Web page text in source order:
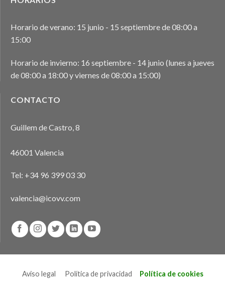
Horario de verano: 15 junio - 15 septiembre de 08:00 a
15:00
Horario de invierno: 16 septiembre - 14 junio (lunes a jueves
de 08:00 a 18:00 y viernes de 08:00 a 15:00)
CONTACTO
Guillem de Castro, 8
46001 Valencia
Tel: +34 96 399 03 30
valencia@icovv.com
Aviso legal Política de privacidad Política de cookies